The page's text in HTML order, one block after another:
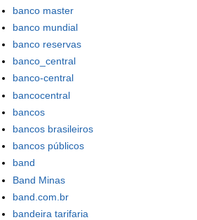
banco master
banco mundial
banco reservas
banco_central
banco-central
bancocentral
bancos
bancos brasileiros
bancos públicos
band
Band Minas
band.com.br
bandeira tarifaria